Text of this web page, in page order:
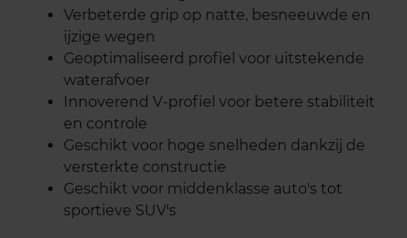
Verbeterde grip op natte, besneeuwde en
ijzige wegen
Geoptimaliseerd profiel voor uitstekende
waterafvoer
Innoverend V-profiel voor betere stabiliteit
en controle
Geschikt voor hoge snelheden dankzij de
versterkte constructie
Geschikt voor middenklasse auto's tot
sportieve SUV's